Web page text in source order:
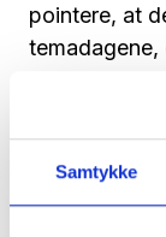
Samtykke
pointere, at
høre fra